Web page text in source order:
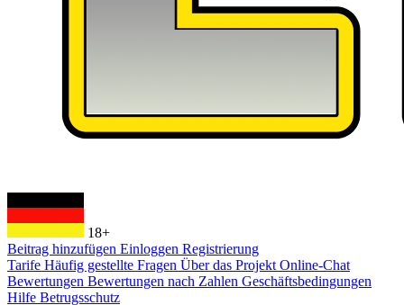
18+
Beitrag hinzufügen Einloggen Registrierung
Tarife Häufig gestellte Fragen Über das Projekt Online-Chat
Bewertungen Bewertungen nach Zahlen Geschäftsbedingungen
Hilfe Betrugsschutz